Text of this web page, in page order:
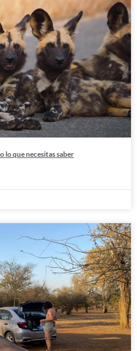
lo que necesitas saber